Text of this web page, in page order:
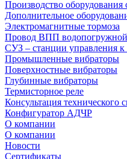
Производство оборудования
Дополнительное
Электромагнитные тормоза
Провод ВПП водопогружной
СУЗ – станции управления к
Промышленные вибраторы
Поверхностные вибраторы
Глубинные вибраторы
Термисторное реле
Консультация технического
Конфигуратор АДЧР
О компании
О компании
Новости
Сертификаты